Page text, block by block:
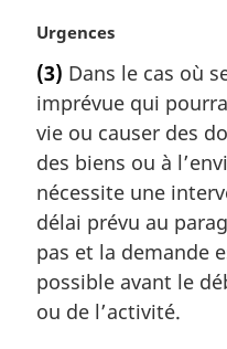
g
n
a
e
:
N
t
e
m
a
g
i
n
a
l
e
Urgences
(3) Dans le cas où
imprévue qui
vie ou causer des
des biens ou à
nécessite une
délai prévu au
pas et la demande
possible avant le
ou de l’activité.